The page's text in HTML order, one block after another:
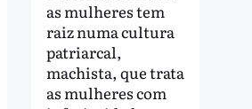
as mulheres tem
raiz numa cultura
patriarcal,
machista, que trata
as mulheres com